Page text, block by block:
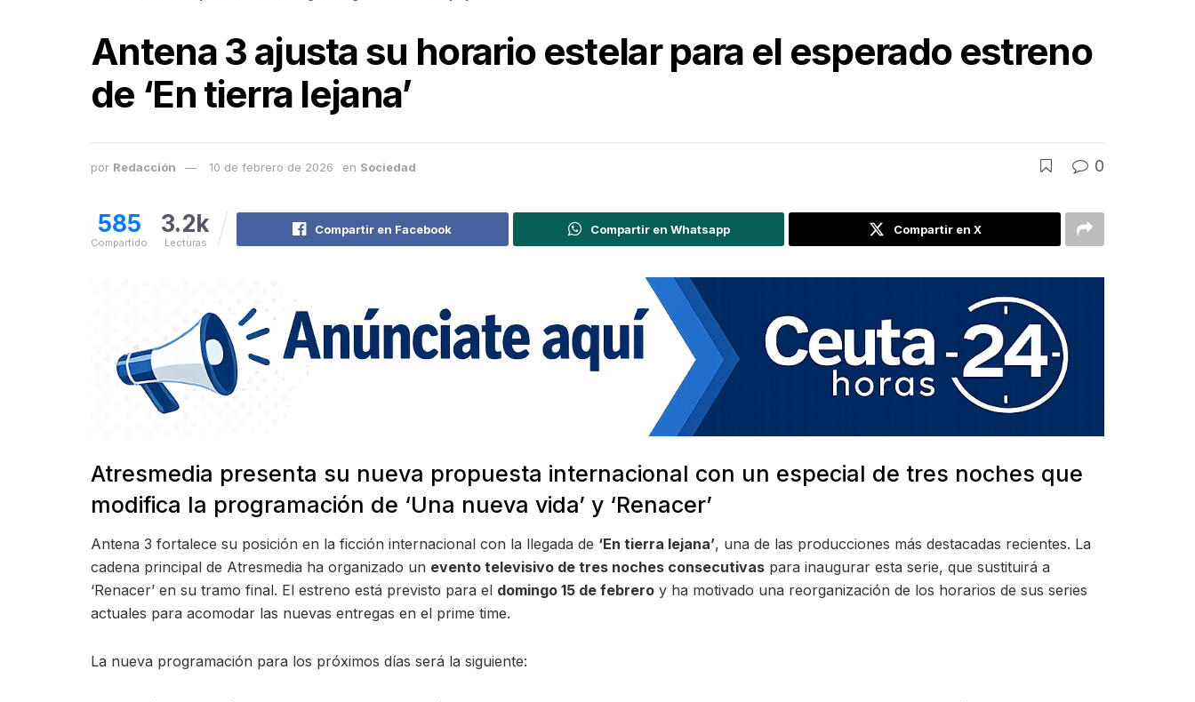
Antena 3 ajusta su horario estelar para el esperado estreno
de ‘En tierra lejana’
por Redacción 10 de febrero de 2026 en Sociedad 0
585
Compartido
3.2k
Lecturas
Compartir en Facebook Compartir en Whatsapp Compartir en X
Atresmedia presenta su nueva propuesta internacional con un especial de tres noches que
modifica la programación de ‘Una nueva vida’ y ‘Renacer’
Antena 3 fortalece su posición en la ficción internacional con la llegada de ‘En tierra lejana’, una de las producciones más destacadas recientes. La
cadena principal de Atresmedia ha organizado un evento televisivo de tres noches consecutivas para inaugurar esta serie, que sustituirá a
‘Renacer’ en su tramo final. El estreno está previsto para el domingo 15 de febrero y ha motivado una reorganización de los horarios de sus series
actuales para acomodar las nuevas entregas en el prime time.
La nueva programación para los próximos días será la siguiente: